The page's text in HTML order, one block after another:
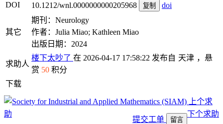
DOI
10.1212/wnl.0000000000205968 复制 doi
其它
期刊：Neurology
作者：Julia Miao; Kathleen Miao
出版日期：2024
求助人
楼下太吵了 在 2026-04-17 17:58:22 发布自 天津 ，悬
赏 50 积分
下载
上个求
助
下个求助
提交工单 留言